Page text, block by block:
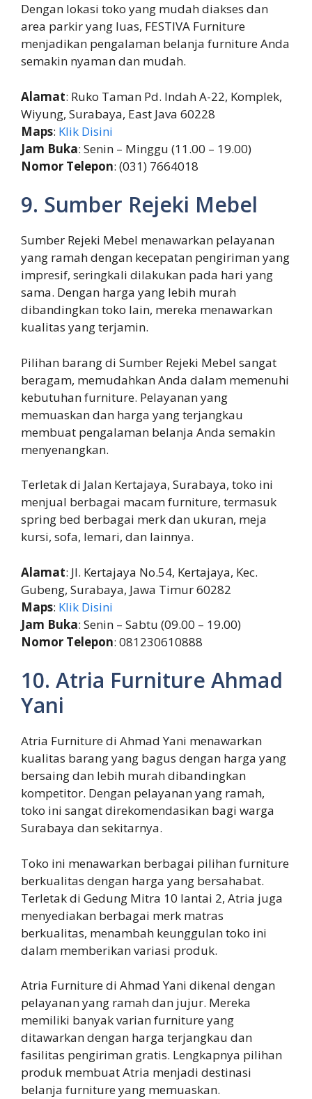
Dengan lokasi toko yang mudah diakses dan
area parkir yang luas, FESTIVA Furniture
menjadikan pengalaman belanja furniture Anda
semakin nyaman dan mudah.
Alamat: Ruko Taman Pd. Indah A-22, Komplek,
Wiyung, Surabaya, East Java 60228
Maps: Klik Disini
Jam Buka: Senin – Minggu (11.00 – 19.00)
Nomor Telepon: (031) 7664018
9. Sumber Rejeki Mebel
Sumber Rejeki Mebel menawarkan pelayanan
yang ramah dengan kecepatan pengiriman yang
impresif, seringkali dilakukan pada hari yang
sama. Dengan harga yang lebih murah
dibandingkan toko lain, mereka menawarkan
kualitas yang terjamin.
Pilihan barang di Sumber Rejeki Mebel sangat
beragam, memudahkan Anda dalam memenuhi
kebutuhan furniture. Pelayanan yang
memuaskan dan harga yang terjangkau
membuat pengalaman belanja Anda semakin
menyenangkan.
Terletak di Jalan Kertajaya, Surabaya, toko ini
menjual berbagai macam furniture, termasuk
spring bed berbagai merk dan ukuran, meja
kursi, sofa, lemari, dan lainnya.
Alamat: Jl. Kertajaya No.54, Kertajaya, Kec.
Gubeng, Surabaya, Jawa Timur 60282
Maps: Klik Disini
Jam Buka: Senin – Sabtu (09.00 – 19.00)
Nomor Telepon: 081230610888
10. Atria Furniture Ahmad
Yani
Atria Furniture di Ahmad Yani menawarkan
kualitas barang yang bagus dengan harga yang
bersaing dan lebih murah dibandingkan
kompetitor. Dengan pelayanan yang ramah,
toko ini sangat direkomendasikan bagi warga
Surabaya dan sekitarnya.
Toko ini menawarkan berbagai pilihan furniture
berkualitas dengan harga yang bersahabat.
Terletak di Gedung Mitra 10 lantai 2, Atria juga
menyediakan berbagai merk matras
berkualitas, menambah keunggulan toko ini
dalam memberikan variasi produk.
Atria Furniture di Ahmad Yani dikenal dengan
pelayanan yang ramah dan jujur. Mereka
memiliki banyak varian furniture yang
ditawarkan dengan harga terjangkau dan
fasilitas pengiriman gratis. Lengkapnya pilihan
produk membuat Atria menjadi destinasi
belanja furniture yang memuaskan.